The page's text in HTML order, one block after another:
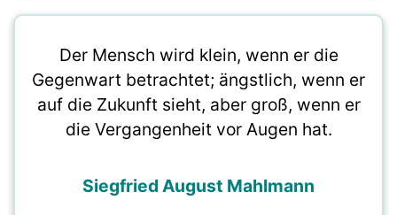
Der Mensch wird klein, wenn er die
Gegenwart betrachtet; ängstlich, wenn er
auf die Zukunft sieht, aber groß, wenn er
die Vergangenheit vor Augen hat.
Siegfried August Mahlmann